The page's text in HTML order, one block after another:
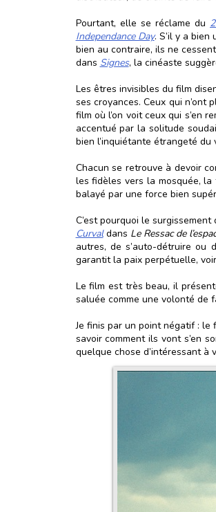
Pourtant, elle se réclame du
Independance Day. S’il y a
bien au contraire, ils ne
dans Signes, la cinéaste
Les êtres invisibles du film
ses croyances. Ceux qui
film où l’on voit ceux qui s’en
accentué par la solitude
bien l’inquiétante étrangeté
Chacun se retrouve à devoir
les fidèles vers la mosquée,
balayé par une force bien
C’est pourquoi le
Curvaldans Le Ressac de
autres, de s’auto-détruire ou
garantit la paix perpétuelle,
Le film est très beau, il
saluée comme une volonté de
Je finis par un point négatif : le
savoir comment ils vont s’en
quelque chose d’intéressant à